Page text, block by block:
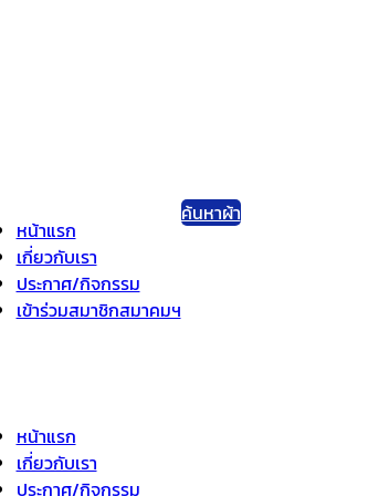
หน้าแรก
เกี่ยวกับเรา
ประกาศ/กิจกรรม
เข้าร่วมสมาชิกสมาคมฯ
หน้าแรก
เกี่ยวกับเรา
ประกาศ/กิจกรรม
ค้นหาผ้า